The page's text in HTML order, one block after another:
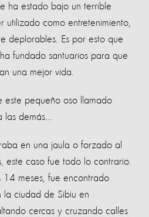
ha estado bajo un terrible
utilizado como entretenimiento,
deplorables. Es por esto que
fundado santuarios para que
una mejor vida.
este pequeño oso llamado
demás...
en una jaula o forzado al
este caso fue todo lo contrario.
14 meses, fue encontrado
la ciudad de Sibiu en
cercas y cruzando calles